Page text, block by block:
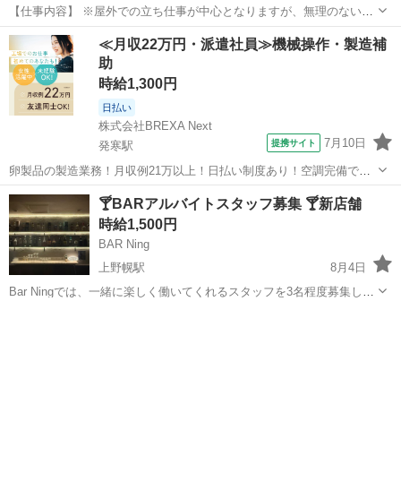
【仕事内容】 ※屋外での立ち仕事が中心となりますが、無理のない配
置・こまめな休憩を徹底しています。 🌠 自分らしく、元気に働く！
札幌白石警備合同会社は、白石区や厚別区、そして東西線沿線を中心
に地域を守る警備会社で...
北海道 札幌市 南郷１８丁目駅 その他 スタッフ
≪月収22万円・派遣社員≫機械操作・製造補
助
時給1,300円
日払い
株式会社BREXA Next
発寒駅
提携サイト 7月10日
卵製品の製造業務！月収例21万以上！日払い制度あり！空調完備で快
適作業★20代～50代までの男女活躍中！作業着無償貸与★マイカー通
勤OK＆無料駐車場完備！《北海道札幌市》 人気の工場のお仕事 ◇卵
製品の製造業務◇ 作業内...
北海道 札幌市 その他
🍸BARアルバイトスタッフ募集 🍸新店舗
時給1,500円
BAR Ning
上野幌駅
8月4日
Bar Ningでは、一緒に楽しく働いてくれるスタッフを3名程度募集して